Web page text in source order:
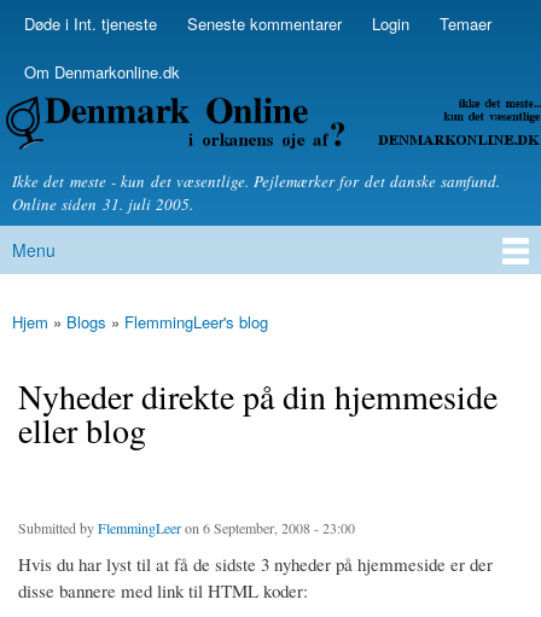
Skip to
Secondary menu
Døde i Int. tjeneste Seneste kommentarer Login Temaer
Om Denmarkonline.dk
Denmarkonline.dk - blognyheder om politik
Ikke det meste - kun det væsentlige. Pejlemærker for det danske samfund.
Online siden 31. juli 2005.
Main menu
Menu
You are here
Hjem » Blogs » FlemmingLeer's blog
Nyheder direkte på din hjemmeside
eller blog
Submitted byFlemmingLeeron 6 September, 2008 - 23:00
Hvis du har lyst til at få de sidste 3 nyheder på hjemmeside er der
disse bannere med link til HTML koder: